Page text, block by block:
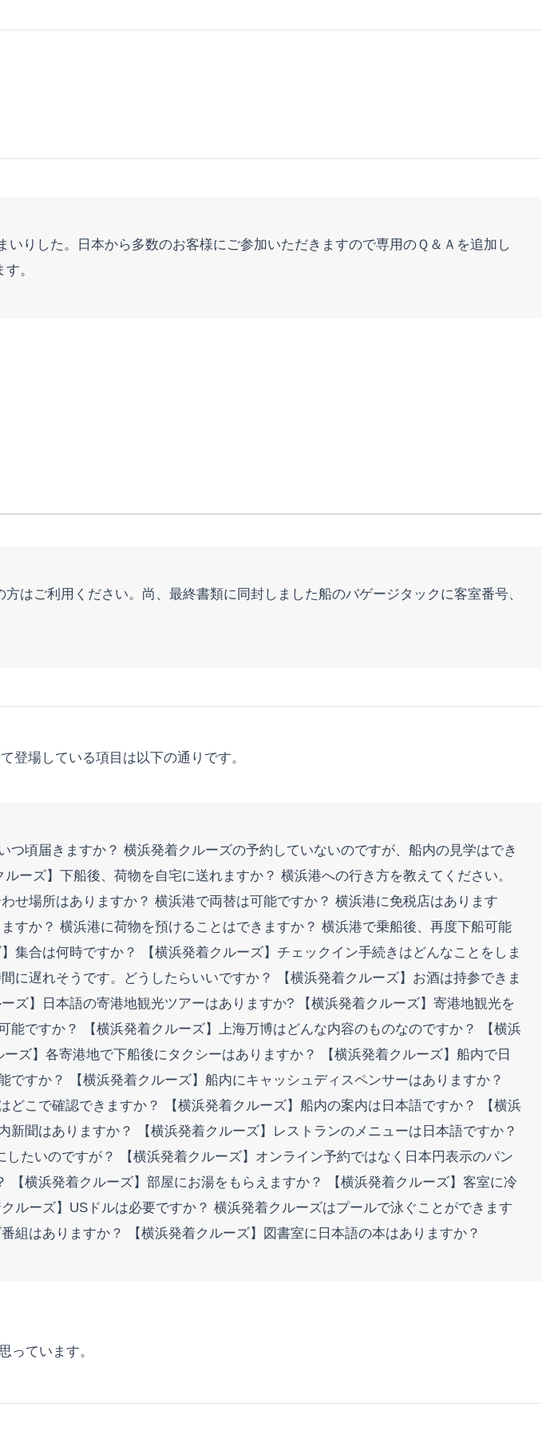
りした。日本から多数のお客様にご参加いただきますので専用のＱ＆Ａを追加し
。
はご利用ください。尚、最終書類に同封しました船のバゲージタックに客室番号、
登場している項目は以下の通りです。
頃届きますか？ 横浜発着クルーズの予約していないのですが、船内の見学はでき
ーズ】下船後、荷物を自宅に送れますか？ 横浜港への行き方を教えてください。
せ場所はありますか？ 横浜港で両替は可能ですか？ 横浜港に免税店はあります
すか？ 横浜港に荷物を預けることはできますか？ 横浜港で乗船後、再度下船可能
合は何時ですか？ 【横浜発着クルーズ】チェックイン手続きはどんなことをしま
遅れそうです。どうしたらいいですか？ 【横浜発着クルーズ】お酒は持参できま
】日本語の寄港地観光ツアーはありますか? 【横浜発着クルーズ】寄港地観光を
ですか？ 【横浜発着クルーズ】上海万博はどんな内容のものなのですか？ 【横浜
ズ】各寄港地で下船後にタクシーはありますか？ 【横浜発着クルーズ】船内で日
すか？ 【横浜発着クルーズ】船内にキャッシュディスペンサーはありますか？
どこで確認できますか？ 【横浜発着クルーズ】船内の案内は日本語ですか？ 【横浜
聞はありますか？ 【横浜発着クルーズ】レストランのメニューは日本語ですか？
たいのですが？ 【横浜発着クルーズ】オンライン予約ではなく日本円表示のパン
横浜発着クルーズ】部屋にお湯をもらえますか？ 【横浜発着クルーズ】客室に冷
ーズ】USドルは必要ですか？ 横浜発着クルーズはプールで泳ぐことができます
はありますか？ 【横浜発着クルーズ】図書室に日本語の本はありますか？
っています。